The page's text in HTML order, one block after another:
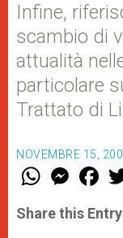
Infine,
scambio di
attualità
particolare
Trattato di
NOVEMBRE 15,
W
t
s
M
e
s
e
F
a
e
b
Share this Entry